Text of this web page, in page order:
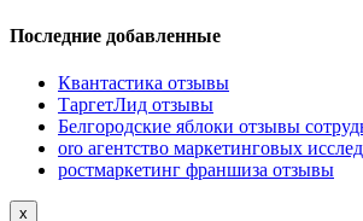
Последние добавленные
Квантастика отзывы
ТаргетЛид отзывы
Белгородские яблоки отзывы
oro агентство маркетинговых
ростмаркетинг франшиза отзывы
x